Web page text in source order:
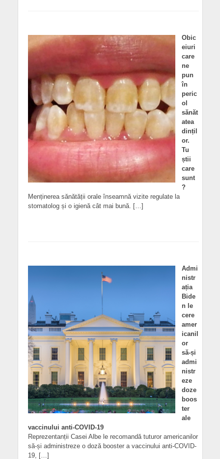
Obic
eiuri
care
ne
pun
în
peric
ol
sănăt
atea
dințil
or.
Tu
știi
care
sunt
?
Menținerea sănătății orale înseamnă vizite regulate la
stomatolog și o igienă cât mai bună. […]
Admi
nistr
ația
Bide
n le
cere
amer
icanil
or
să-și
admi
nistr
eze
doze
boos
ter
ale
vaccinului anti-COVID-19
Reprezentanții Casei Albe le recomandă tuturor americanilor
să-și administreze o doză booster a vaccinului anti-COVID-
19, […]